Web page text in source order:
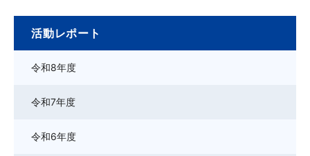
活動レポート
令和8年度
令和7年度
令和6年度